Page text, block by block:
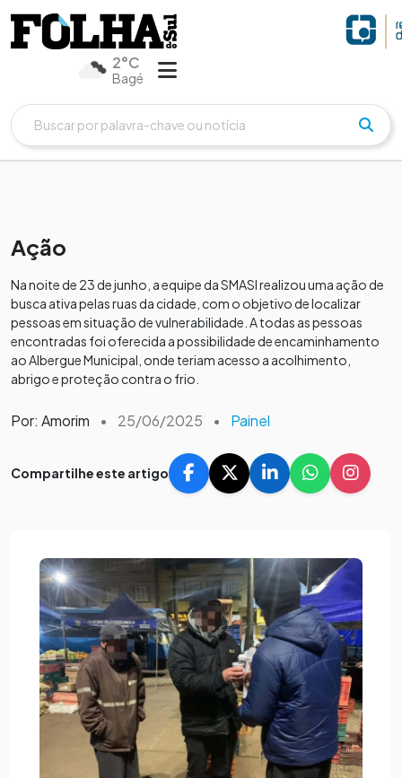
2°C
Bagé
Ação
Na noite de 23 de junho, a equipe da SMASI realizou uma ação de
busca ativa pelas ruas da cidade, com o objetivo de localizar
pessoas em situação de vulnerabilidade. A todas as pessoas
encontradas foi oferecida a possibilidade de encaminhamento
ao Albergue Municipal, onde teriam acesso a acolhimento,
abrigo e proteção contra o frio.
Por: Amorim • 25/06/2025 • Painel
Compartilhe este artigo